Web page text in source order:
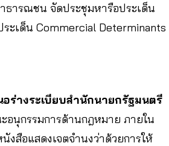
ธารณชน จัดประชุมหารือประเด็น
ระเด็น Commercial Determinants
ร่างระเบียบสำนักนายกรัฐมนตรี
อนุกรรมการด้านกฎหมาย ภายใน
สือแสดงเจตจำนงว่าด้วยการให้